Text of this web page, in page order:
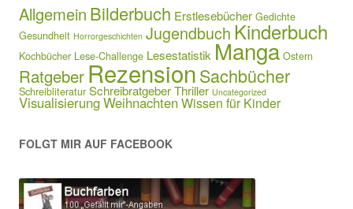
Allgemein Bilderbuch Erstlesebücher Gedichte
Gesundheit Horrorgeschichten Jugendbuch Kinderbuch
Kochbücher Lese-Challenge Lesestatistik Manga Ostern
Ratgeber RezensionSachbücher
Schreibliteratur SchreibratgeberThriller Uncategorized
VisualisierungWeihnachtenWissen für Kinder
FOLGT MIR AUF FACEBOOK